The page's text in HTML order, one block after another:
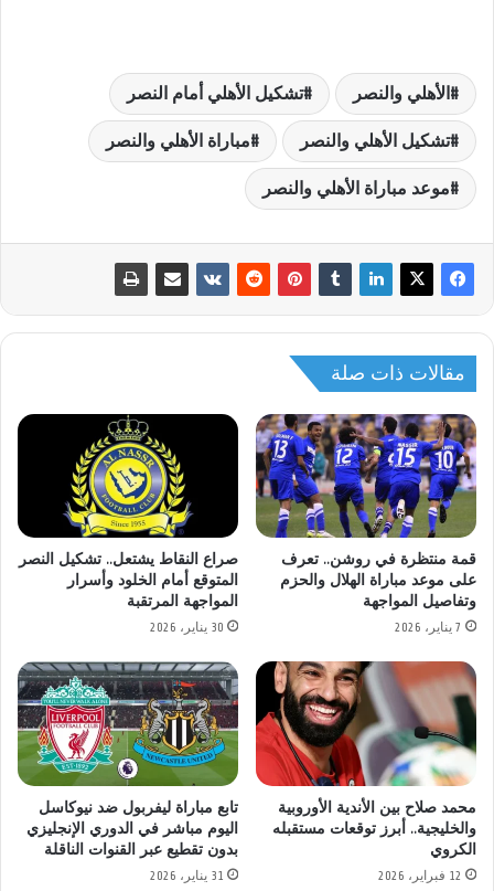
الأهلي والنصر تشكيل الأهلي أمام النصر
تشكيل الأهلي والنصر مباراة الأهلي والنصر
موعد مباراة الأهلي والنصر
مقالات ذات صلة
قمة منتظرة في روشن.. تعرف
على موعد مباراة الهلال والحزم
وتفاصيل المواجهة
7 يناير، 2026
صراع النقاط يشتعل.. تشكيل النصر
المتوقع أمام الخلود وأسرار
المواجهة المرتقبة
30 يناير، 2026
محمد صلاح بين الأندية الأوروبية
والخليجية.. أبرز توقعات مستقبله
الكروي
12 فبراير، 2026
تابع مباراة ليفربول ضد نيوكاسل
اليوم مباشر في الدوري الإنجليزي
بدون تقطيع عبر القنوات الناقلة
31 يناير، 2026